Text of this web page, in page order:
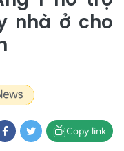
nhà ở cho
Copy link